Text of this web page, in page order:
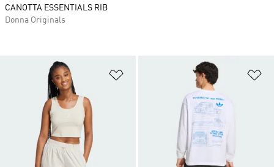
Aggiungi alla lista dei desideri
CANOTTA ESSENTIALS RIB
Donna Originals